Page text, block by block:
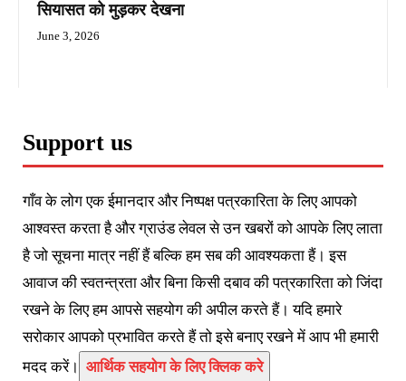
सियासत को मुड़कर देखना
June 3, 2026
Support us
गाँव के लोग एक ईमानदार और निष्पक्ष पत्रकारिता के लिए आपको
आश्वस्त करता है और ग्राउंड लेवल से उन खबरों को आपके लिए लाता
है जो सूचना मात्र नहीं हैं बल्कि हम सब की आवश्यकता हैं। इस
आवाज की स्वतन्त्रता और बिना किसी दबाव की पत्रकारिता को जिंदा
रखने के लिए हम आपसे सहयोग की अपील करते हैं। यदि हमारे
सरोकार आपको प्रभावित करते हैं तो इसे बनाए रखने में आप भी हमारी
मदद करें। आर्थिक सहयोग के लिए क्लिक करे